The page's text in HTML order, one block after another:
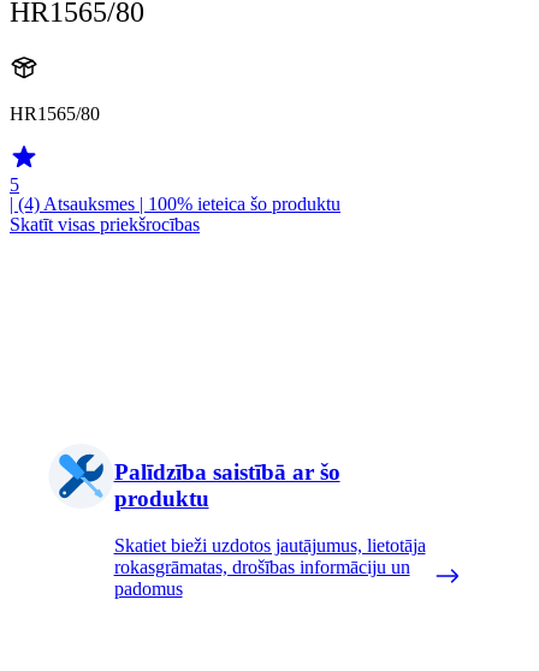
HR1565/80
HR1565/80
5
| (4) Atsauksmes | 100% ieteica šo produktu
Skatīt visas priekšrocības
Palīdzība saistībā ar šo
produktu
Skatiet bieži uzdotos jautājumus, lietotāja
rokasgrāmatas, drošības informāciju un
padomus